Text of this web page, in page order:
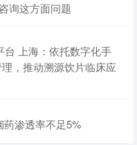
询这方面问题
台 上海：依托数字化手
，推动溯源饮片临床应
药渗透率不足5%